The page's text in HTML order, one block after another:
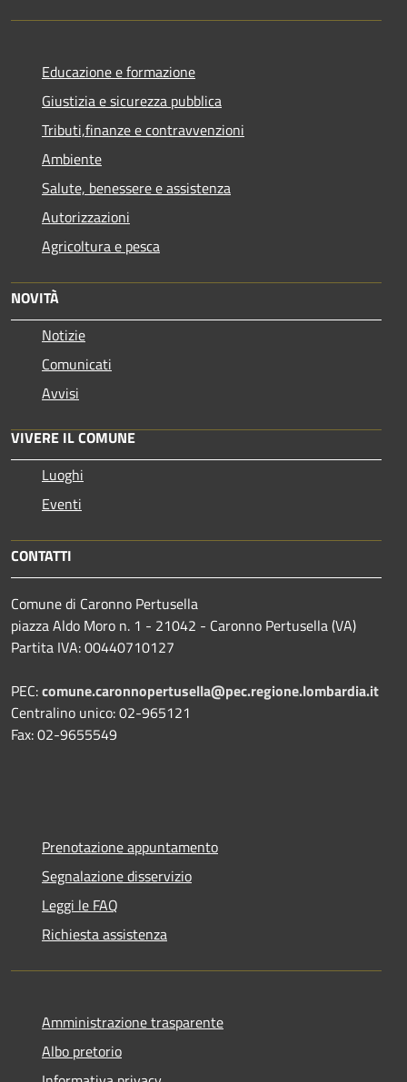
Educazione e formazione
Giustizia e sicurezza pubblica
Tributi,finanze e contravvenzioni
Ambiente
Salute, benessere e assistenza
Autorizzazioni
Agricoltura e pesca
NOVITÀ
Notizie
Comunicati
Avvisi
VIVERE IL COMUNE
Luoghi
Eventi
CONTATTI
Comune di Caronno Pertusella
piazza Aldo Moro n. 1 - 21042 - Caronno Pertusella (VA)
Partita IVA: 00440710127
PEC:comune.caronnopertusella@pec.regione.lombardia.it
Centralino unico: 02-965121
Fax: 02-9655549
Prenotazione appuntamento
Segnalazione disservizio
Leggi le FAQ
Richiesta assistenza
Amministrazione trasparente
Albo pretorio